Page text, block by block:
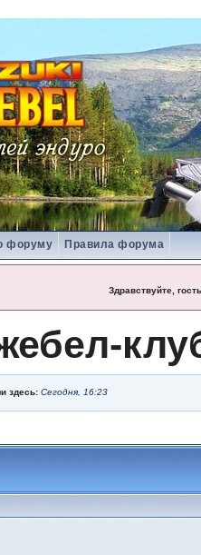
форуму Правила форума
Здравствуйте, гость
здесь: Сегодня, 16:23